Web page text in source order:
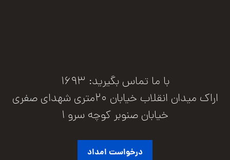
با ما تماس بگیرید: 1693
اراک میدان انقلاب خیابان 20متری شهدای صفری
خیابان صنوبر کوچه سرو 1
درخواست امداد